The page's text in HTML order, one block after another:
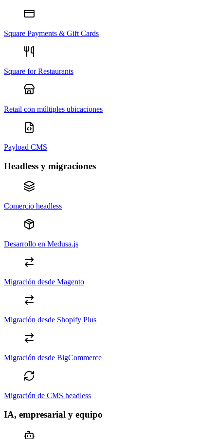
Square Payments & Gift Cards
Square for Restaurants
Retail con múltiples ubicaciones
Payload CMS
Headless y migraciones
Comercio headless
Desarrollo en Medusa.js
Migración desde Magento
Migración desde Shopify Plus
Migración desde BigCommerce
Migración de CMS headless
IA, empresarial y equipo